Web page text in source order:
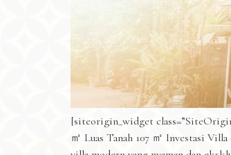
[siteorigin_widget
㎡ Luas Tanah 107 ㎡ Investasi